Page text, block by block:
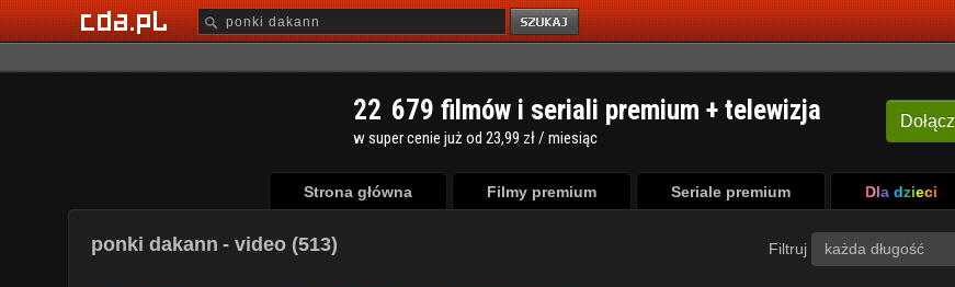
Dołącz
22 679 filmów i seriali premium + telewizja
w super cenie już od 23,99 zł / miesiąc
Strona główna Filmy premium Seriale premium Dla dzieci
ponki dakann - video (513) Filtruj każda długość